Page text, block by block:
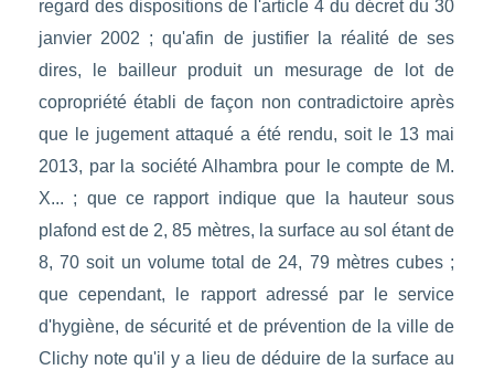
regard des dispositions de l'article 4 du décret du 30
janvier 2002 ; qu'afin de justifier la réalité de ses
dires, le bailleur produit un mesurage de lot de
copropriété établi de façon non contradictoire après
que le jugement attaqué a été rendu, soit le 13 mai
2013, par la société Alhambra pour le compte de M.
X... ; que ce rapport indique que la hauteur sous
plafond est de 2, 85 mètres, la surface au sol étant de
8, 70 soit un volume total de 24, 79 mètres cubes ;
que cependant, le rapport adressé par le service
d'hygiène, de sécurité et de prévention de la ville de
Clichy note qu'il y a lieu de déduire de la surface au